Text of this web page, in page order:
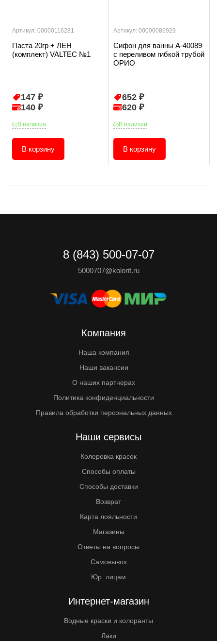
Артикул: 00000116281
Паста 20гр + ЛЕН
(комплект) VALTEC №1
147 ₽
140 ₽
В наличии
В корзину
Артикул: 00000086929
Сифон для ванны А-40089
с переливом гибкой трубой
ОРИО
652 ₽
620 ₽
В наличии
В корзину
8 (843) 500-07-07
5000707@kolorit.ru
Компания
Наша компания
Наши вакансии
О наших партнерах
Политика конфиденциальности
Правила обработки персональных данных
Наши сервисы
Колеровка красок
Способы оплаты
Способы доставки
Возврат
Карта лояльности
Магазины
Ответы на вопросы
Самовывоз
Юр. лицам
Интернет-магазин
Водные краски и колоранты
Лаки